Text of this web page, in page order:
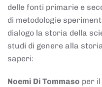
delle fonti primarie e
di metodologie
dialogo la storia della
studi di genere alla
saperi:
Noemi Di Tommaso per